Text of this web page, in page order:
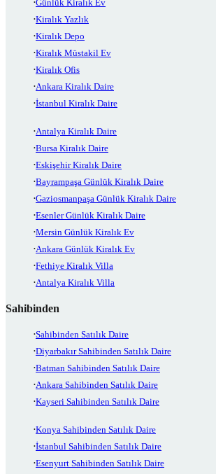
Günlük Kiralık Ev
Kiralık Yazlık
Kiralık Depo
Kiralık Müstakil Ev
Kiralık Ofis
Ankara Kiralık Daire
İstanbul Kiralık Daire
Antalya Kiralık Daire
Bursa Kiralık Daire
Eskişehir Kiralık Daire
Bayrampaşa Günlük Kiralık Daire
Gaziosmanpaşa Günlük Kiralık Daire
Esenler Günlük Kiralık Daire
Mersin Günlük Kiralık Ev
Ankara Günlük Kiralık Ev
Fethiye Kiralık Villa
Antalya Kiralık Villa
Sahibinden
Sahibinden Satılık Daire
Diyarbakır Sahibinden Satılık Daire
Batman Sahibinden Satılık Daire
Ankara Sahibinden Satılık Daire
Kayseri Sahibinden Satılık Daire
Konya Sahibinden Satılık Daire
İstanbul Sahibinden Satılık Daire
Esenyurt Sahibinden Satılık Daire